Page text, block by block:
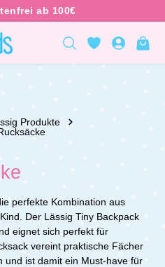
Produkte
perfekte Kombination aus
Der Lässig Tiny Backpack
eignet sich perfekt für
vereint praktische Fächer
und ist damit ein Must-have für